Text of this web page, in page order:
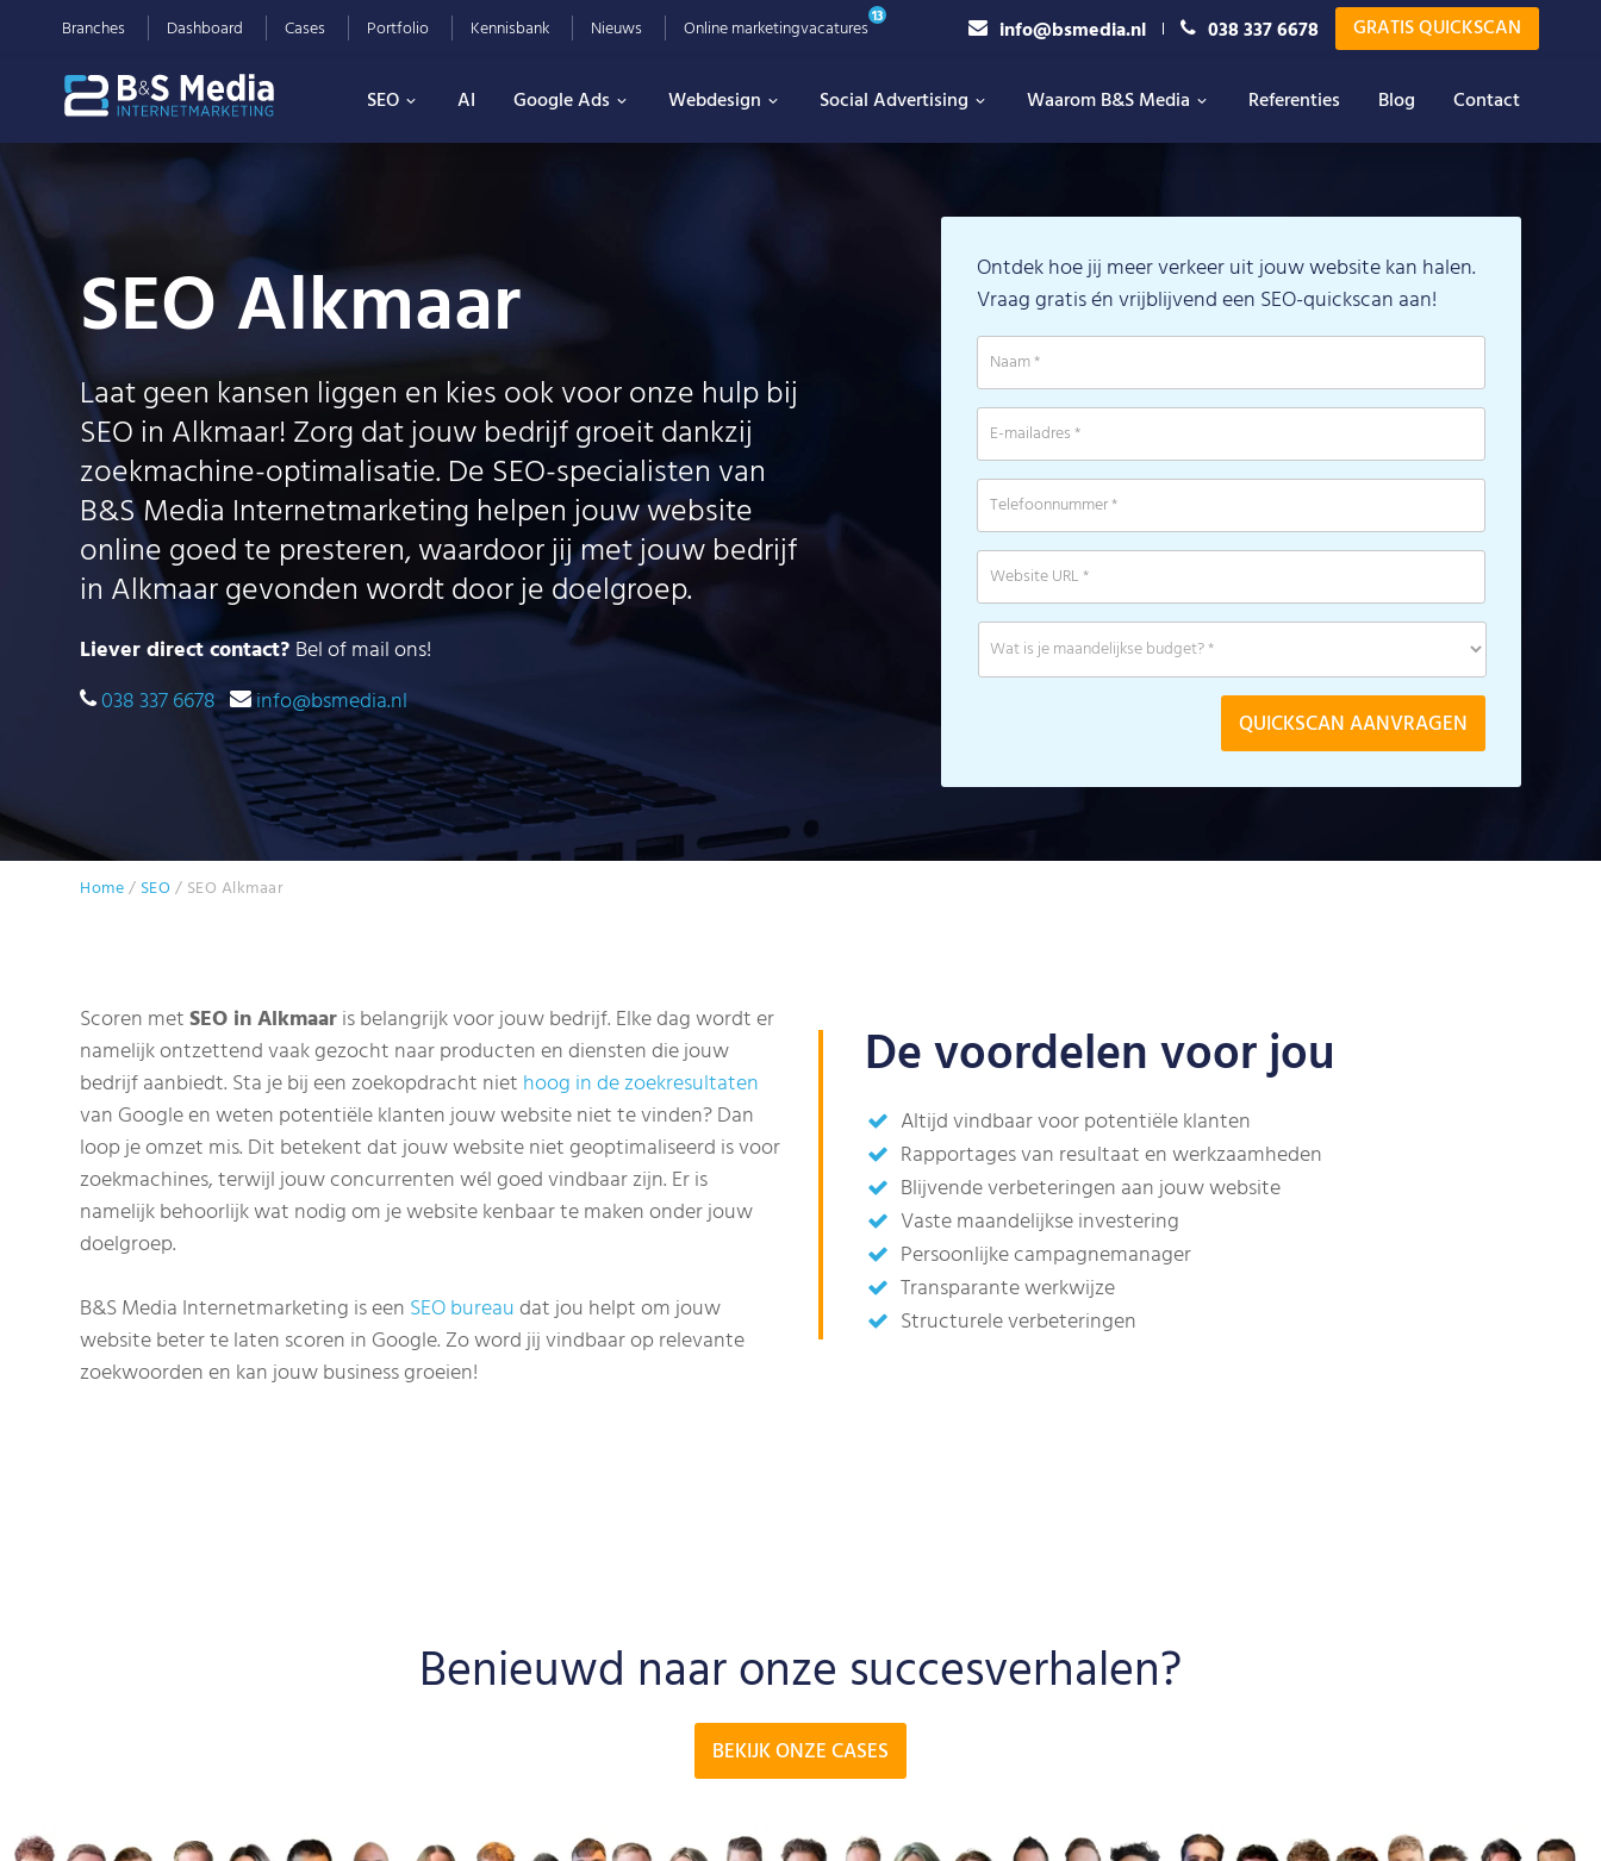
Branches Dashboard Cases Portfolio Kennisbank Nieuws Online marketingvacatures13 info@bsmedia.nl 038 337 6678 GRATIS QUICKSCAN
SEO AI Google Ads Webdesign Social Advertising Waarom B&S Media Referenties Blog Contact
SEO Alkmaar
Laat geen kansen liggen en kies ook voor onze hulp bij
SEO in Alkmaar! Zorg dat jouw bedrijf groeit dankzij
zoekmachine-optimalisatie. De SEO-specialisten van
B&S Media Internetmarketing helpen jouw website
online goed te presteren, waardoor jij met jouw bedrijf
in Alkmaar gevonden wordt door je doelgroep.
Liever direct contact? Bel of mail ons!
038 337 6678
info@bsmedia.nl
Ontdek hoe jij meer verkeer uit jouw website kan halen.
Vraag gratis én vrijblijvend een SEO-quickscan aan!
Home/ SEO/ SEO Alkmaar
Scoren metSEO in Alkmaaris belangrijk voor jouw bedrijf. Elke dag wordt er
namelijk ontzettend vaak gezocht naar producten en diensten die jouw
bedrijf aanbiedt. Sta je bij een zoekopdracht niet hoog in de zoekresultaten
van Google en weten potentiële klanten jouw website niet te vinden? Dan
loop je omzet mis. Dit betekent dat jouw website niet geoptimaliseerd is voor
zoekmachines, terwijl jouw concurrenten wél goed vindbaar zijn. Er is
namelijk behoorlijk wat nodig om je website kenbaar te maken onder jouw
doelgroep.
B&S Media Internetmarketing is een SEO bureaudat jou helpt om jouw
website beter te laten scoren in Google. Zo word jij vindbaar op relevante
zoekwoorden en kan jouw business groeien!
De voordelen voor jou
Altijd vindbaar voor potentiële klanten
Rapportages van resultaat en werkzaamheden
Blijvende verbeteringen aan jouw website
Vaste maandelijkse investering
Persoonlijke campagnemanager
Transparante werkwijze
Structurele verbeteringen
Benieuwd naar onze succesverhalen?
BEKIJK ONZE CASES